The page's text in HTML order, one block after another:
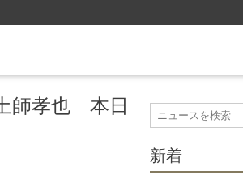
師孝也 本日
新着